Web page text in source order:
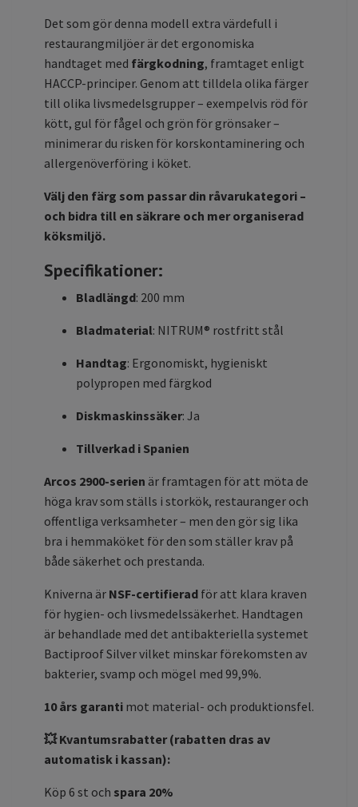
Det som gör denna modell extra värdefull i
restaurangmiljöer är det ergonomiska
handtaget med färgkodning, framtaget enligt
HACCP-principer. Genom att tilldela olika färger
till olika livsmedelsgrupper – exempelvis röd för
kött, gul för fågel och grön för grönsaker –
minimerar du risken för korskontaminering och
allergenöverföring i köket.
Välj den färg som passar din råvarukategori –
och bidra till en säkrare och mer organiserad
köksmiljö.
Specifikationer:
Bladlängd: 200 mm
Bladmaterial: NITRUM® rostfritt stål
Handtag: Ergonomiskt, hygieniskt
polypropen med färgkod
Diskmaskinssäker: Ja
Tillverkad i Spanien
Arcos 2900-serien är framtagen för att möta de
höga krav som ställs i storkök, restauranger och
offentliga verksamheter – men den gör sig lika
bra i hemmaköket för den som ställer krav på
både säkerhet och prestanda.
Kniverna är NSF-certifierad för att klara kraven
för hygien- och livsmedelssäkerhet. Handtagen
är behandlade med det antibakteriella systemet
Bactiproof Silver vilket minskar förekomsten av
bakterier, svamp och mögel med 99,9%.
10 års garanti mot material- och produktionsfel.
💥 Kvantumsrabatter (rabatten dras av
automatisk i kassan):
Köp 6 st och spara 20%